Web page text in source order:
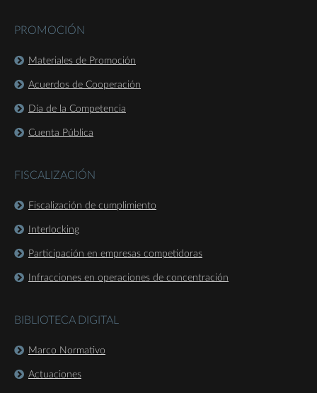
PROMOCIÓN
Materiales de Promoción
Acuerdos de Cooperación
Día de la Competencia
Cuenta Pública
FISCALIZACIÓN
Fiscalización de cumplimiento
Interlocking
Participación en empresas competidoras
Infracciones en operaciones de concentración
BIBLIOTECA DIGITAL
Marco Normativo
Actuaciones